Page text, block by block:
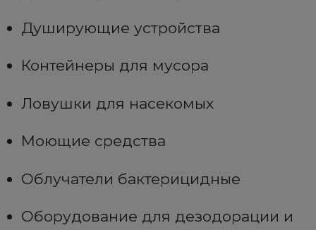
Душирующие устройства
Контейнеры для мусора
Ловушки для насекомых
Моющие средства
Облучатели бактерицидные
Оборудование для дезодорации и